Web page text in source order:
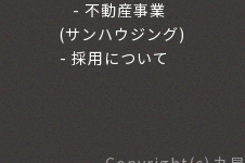
不動産事業
(サンハウジング)
採用について